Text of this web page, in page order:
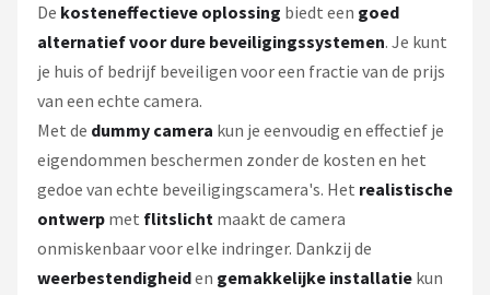
De kosteneffectieve oplossing biedt een goed
alternatief voor dure beveiligingssystemen. Je kunt
je huis of bedrijf beveiligen voor een fractie van de prijs
van een echte camera.
Met de dummy camera kun je eenvoudig en effectief je
eigendommen beschermen zonder de kosten en het
gedoe van echte beveiligingscamera's. Het realistische
ontwerp met flitslicht maakt de camera
onmiskenbaar voor elke indringer. Dankzij de
weerbestendigheiden gemakkelijke installatie kun